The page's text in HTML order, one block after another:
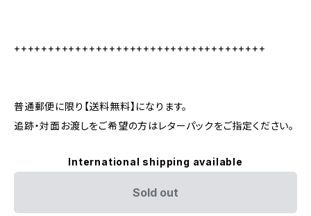
+++++++++++++++++++++++++++++++++++++
普通郵便に限り【送料無料】になります。
追跡・対面お渡しをご希望の方はレターパックをご指定ください。
International shipping available
Sold out